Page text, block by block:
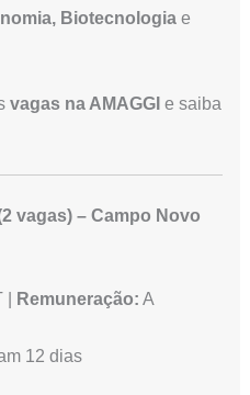
Biotecnologiae
vagas na AMAGGI e saiba
vagas) – Campo Novo
| Remuneração: A
12 dias